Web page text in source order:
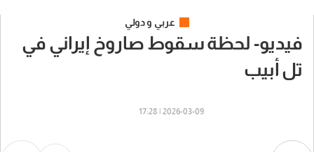
عربي و دولي
فيديو- لحظة سقوط صاروخ إيراني في
تل أبيب
2026-03-09 | 17:28